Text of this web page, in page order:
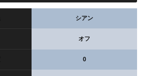
シアン
オフ
0